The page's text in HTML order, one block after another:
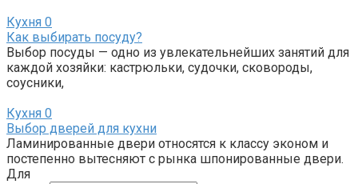
Кухня 0
Как выбирать посуду?
Выбор посуды — одно из увлекательнейших занятий для
каждой хозяйки: кастрюльки, судочки, сковороды,
соусники,
Кухня 0
Выбор дверей для кухни
Ламинированные двери относятся к классу эконом и
постепенно вытесняют с рынка шпонированные двери.
Для